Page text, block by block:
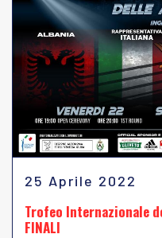
25 Aprile 2022
Trofeo Internazionale
FINALI